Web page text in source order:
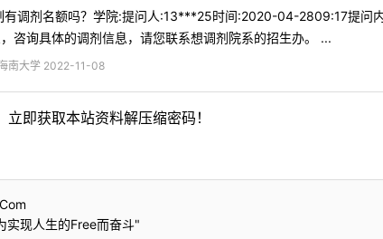
有调剂名额吗？学院:提问人:13***25时间:2020-04-2809:17提问
咨询具体的调剂信息，请您联系想调剂院系的招生办。 ...
南大学 2022-11-08
立即获取本站资料解压缩密码！
实现人生的Free而奋斗"